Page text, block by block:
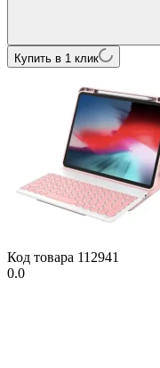
Купить в 1 клик
Код товара 112941
0.0